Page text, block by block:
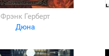
Фрэнк Герберт
Дюна